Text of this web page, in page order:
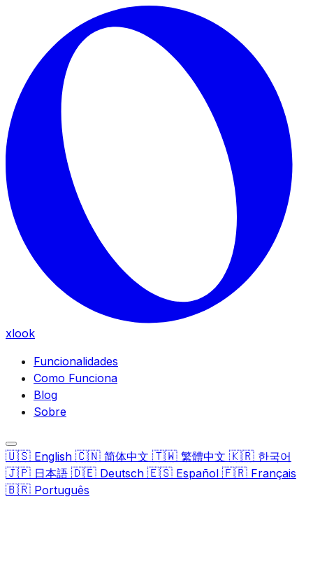
Skip to main content
xlook
Funcionalidades
Como Funciona
Blog
Sobre
🇺🇸 English 🇨🇳 简体中文 🇹🇼 繁體中文 🇰🇷 한국어
🇯🇵 日本語 🇩🇪 Deutsch 🇪🇸 Español 🇫🇷 Français
🇧🇷 Português